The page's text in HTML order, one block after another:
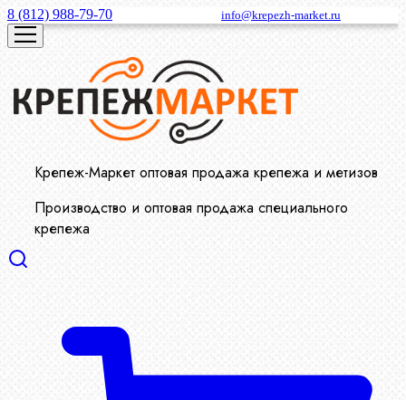
8 (812) 988-79-70 info@krepezh-market.ru
Крепеж-Маркет оптовая продажа крепежа и метизов
Производство и оптовая продажа специального
крепежа